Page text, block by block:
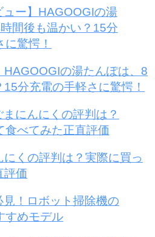
HAGOOGIの湯たんぽは、8
分充電の手軽さに驚愕！
にくの評判は？実際に買っ
評価